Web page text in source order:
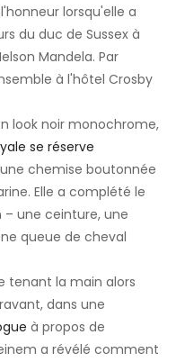
lorsqu'elle a
du duc de Sussex à
Mandela. Par
à l'hôtel Crosby
look noir monochrome,
se réserve
chemise boutonnée
Elle a complété le
– une ceinture, une
queue de cheval
tenant la main alors
dans une
à propos de
a révélé comment